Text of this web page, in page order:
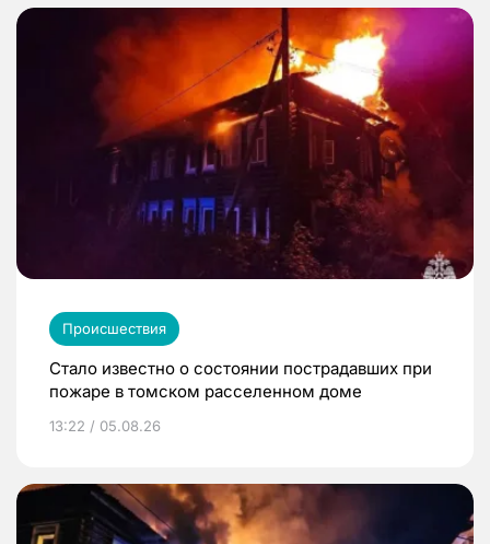
Происшествия
Стало известно о состоянии пострадавших при
пожаре в томском расселенном доме
13:22 / 05.08.26